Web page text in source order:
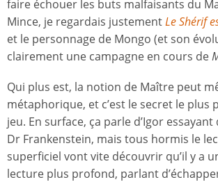
faire échouer les buts malfaisants du
Mince, je regardais justementLe Shérif
et le personnage de Mongo (et son
clairement une campagne en cours de
Qui plus est, la notion de Maître peut
métaphorique, et c’est le secret le plus
jeu. En surface, ça parle d’Igor essayant
Dr Frankenstein, mais tous hormis le
superficiel vont vite découvrir qu’il y a
lecture plus profond, parlant